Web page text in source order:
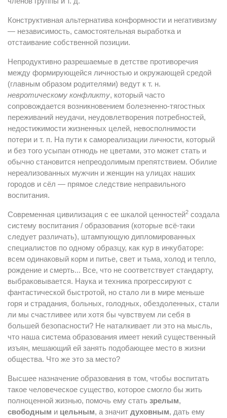
Конструктивная альтернатива конформности и негативизму
— независимость, самостоятельная выработка и
отстаивание собственной позиции.
Непродуктивно разрешаемые в детстве противоречия
между формирующейся личностью и окружающей средой
(главным образом родителями) ведут к т. н.
невротическому конфликту, который часто
сопровождается возникновением болезненно-тягостных
переживаний неудачи, неудовлетворения потребностей,
недостижимости жизненных целей, невосполнимости
потери и т. п. На пути к самореализации личности, который
и без того усыпан отнюдь не цветами, это может стать и
обычно становится непреодолимым препятствием. Обилие
нереализованных мужчин и женщин на улицах наших
городов и сёл — прямое следствие неправильного
воспитания.
Современная цивилизация с ее шкалой ценностей2 создала
систему воспитания / образования (которые всё-таки
следует различать), штампующую дипломированных
специалистов по одному образцу, как кур в инкубаторе:
всем одинаковый корм и питье, свет и тьма, холод и тепло,
рождение и смерть... Все, что не соответствует стандарту,
выбраковывается. Наука и техника прогрессируют с
фантастической быстротой, но стало ли в мире меньше
горя и страдания, больных, голодных, обездоленных, стали
ли мы счастливее или хотя бы чувствуем ли себя в
большей безопасности? Не наталкивает ли это на мысль,
что наша система образования имеет некий существенный
изъян, мешающий ей занять подобающее место в жизни
общества. Что же это за место?
Высшее назначение образования в том, чтобы воспитать
такое человеческое существо, которое смогло бы жить
полноценной жизнью, помочь ему стать зрелым,
свободным и цельным, а значит духовным, дать ему